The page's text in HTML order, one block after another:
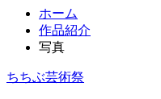
ホーム
作品紹介
写真
ちちぶ芸術祭